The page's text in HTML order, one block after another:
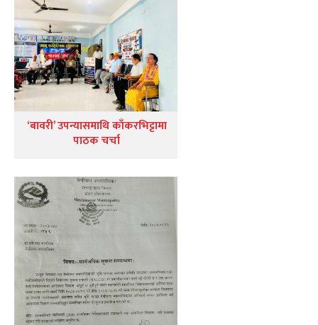
‘बावरी’ उपन्यासमाथि काँकरभिट्टामा
पाठक चर्चा